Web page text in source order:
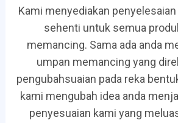
Kami menyediakan
sehenti untuk semua
memancing. Sama ada anda
umpan memancing yang
pengubahsuaian pada reka
kami mengubah idea anda
penyesuaian kami yang